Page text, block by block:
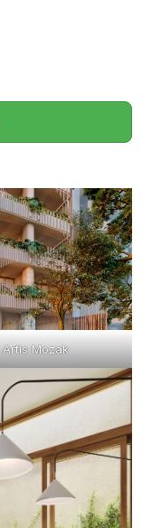
Artis Mozak